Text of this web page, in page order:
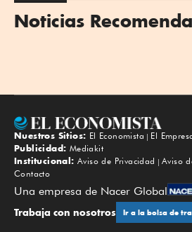
Noticias
Nuestros Sitios: El Economista El
Publicidad: Mediakit
Institucional: Aviso de Privacidad
Aviso
Contacto
Una empresa de Nacer Global
Trabaja con nosotros Ir a la bolsa de